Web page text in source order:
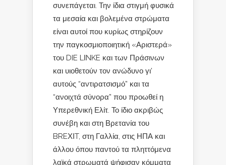
συνεπάγεται. Την ίδια στιγμή φυσικά
τα μεσαία και βολεμένα στρώματα
είναι αυτοί που κυρίως στηρίζουν
την παγκοσμιοποιητική «Αριστερά»
του DIE LΙNKE και των Πράσινων
και υιοθετούν τον ανώδυνο γι’
αυτούς “αντιρατσισμό” και τα
“ανοιχτά σύνορα” που προωθεί η
Υπερεθνική Ελίτ. Το ίδιο ακριβώς
συνέβη και στη Βρετανία του
BREΧΙT, στη Γαλλία, στις ΗΠΑ και
άλλου όπου παντού τα πληττόμενα
λαϊκά στρωματά ψήφισαν κόμματα